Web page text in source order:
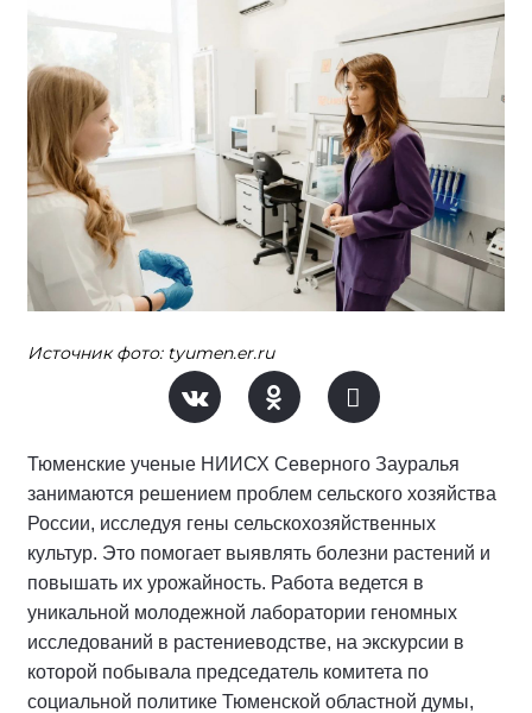
Источник фото: tyumen.er.ru
Тюменские ученые НИИСХ Северного Зауралья
занимаются решением проблем сельского хозяйства
России, исследуя гены сельскохозяйственных
культур. Это помогает выявлять болезни растений и
повышать их урожайность. Работа ведется в
уникальной молодежной лаборатории геномных
исследований в растениеводстве, на экскурсии в
которой побывала председатель комитета по
социальной политике Тюменской областной думы,